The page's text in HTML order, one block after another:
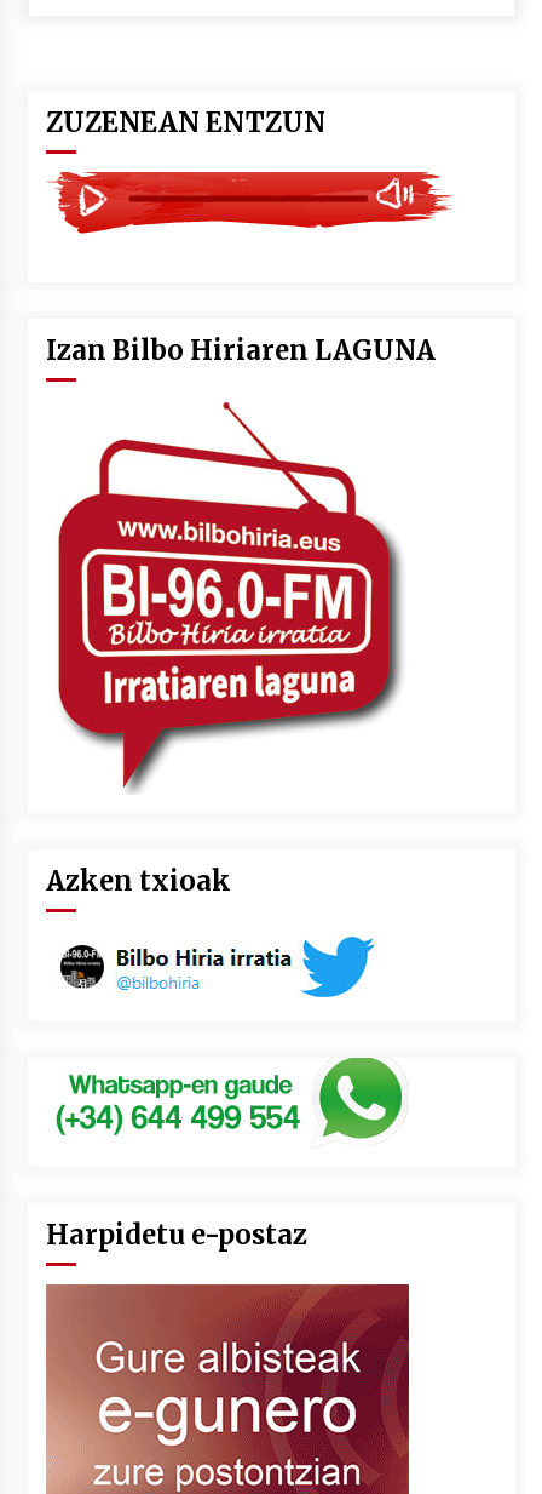
Larunbatean Plentziako Itsas Martxa ospatuko
da
2026/07/07
2026/07/07
Uribitarte40 aretoan
2026/07/03
SOINUGELA: Paul McCartney eta Ringo Starr-en
lan berriak
2026/07/03
MUSIBLA #297: Bide, Boards Of Canada, Somak,
Tiga, Twisted Teens, Underscores, Habia
2026/07/02
ZUZENEAN ENTZUN
Izan Bilbo Hiriaren LAGUNA
Azken txioak
Harpidetu e-postaz